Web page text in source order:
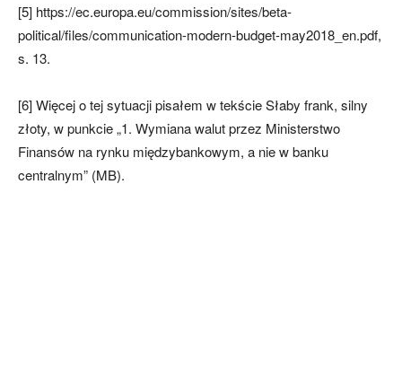
[5] https://ec.europa.eu/commission/sites/beta-
political/files/communication-modern-budget-may2018_en.pdf,
s. 13.
[6] Więcej o tej sytuacji pisałem w tekście Słaby frank, silny
złoty, w punkcie „1. Wymiana walut przez Ministerstwo
Finansów na rynku międzybankowym, a nie w banku
centralnym” (MB).